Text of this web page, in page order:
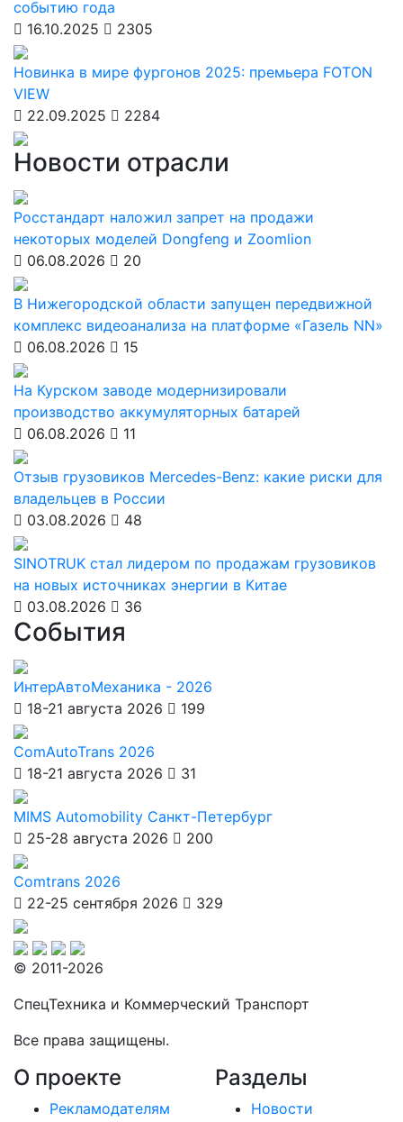
событию года
16.10.2025
2305
Новинка в мире фургонов 2025: премьера FOTON
VIEW
22.09.2025
2284
Новости отрасли
Росстандарт наложил запрет на продажи
некоторых моделей Dongfeng и Zoomlion
06.08.2026
20
В Нижегородской области запущен передвижной
комплекс видеоанализа на платформе «Газель NN»
06.08.2026
15
На Курском заводе модернизировали
производство аккумуляторных батарей
06.08.2026
11
Отзыв грузовиков Mercedes-Benz: какие риски для
владельцев в России
03.08.2026
48
SINOTRUK стал лидером по продажам грузовиков
на новых источниках энергии в Китае
03.08.2026
36
События
ИнтерАвтоМеханика - 2026
18-21 августа 2026
199
ComAutoTrans 2026
18-21 августа 2026
31
MIMS Automobility Санкт-Петербург
25-28 августа 2026
200
Comtrans 2026
22-25 сентября 2026
329
© 2011-2026
СпецТехника и Коммерческий Транспорт
Все права защищены.
О проекте
Рекламодателям
Разделы
Новости